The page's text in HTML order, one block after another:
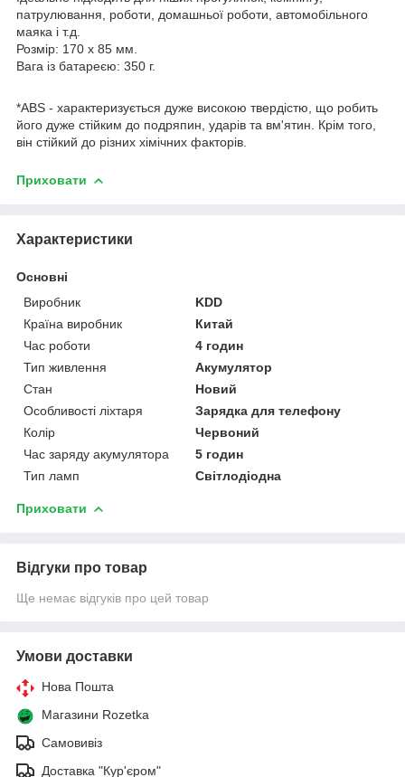
патрулювання, роботи, домашньої роботи, автомобільного
маяка і т.д.
Розмір: 170 х 85 мм.
Вага із батареєю: 350 г.
*ABS - характеризується дуже високою твердістю, що робить
його дуже стійким до подряпин, ударів та вм'ятин. Крім того,
він стійкий до різних хімічних факторів.
Приховати
Характеристики
Основні
Виробник
KDD
Країна виробник
Китай
Час роботи
4 годин
Тип живлення
Акумулятор
Стан
Новий
Особливості ліхтаря
Зарядка для телефону
Колір
Червоний
Час заряду акумулятора
5 годин
Тип ламп
Світлодіодна
Приховати
Відгуки про товар
Ще немає відгуків про цей товар
Умови доставки
Нова Пошта
Магазини Rozetka
Самовивіз
Доставка "Кур'єром"